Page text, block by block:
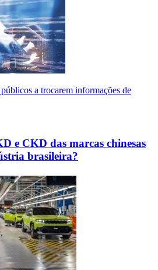
a trocarem informações de
e CKD das marcas chinesas
brasileira?